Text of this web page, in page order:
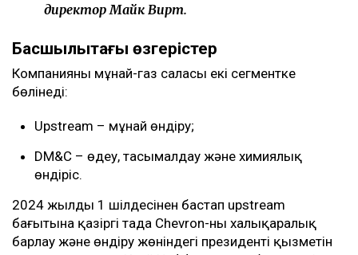
директор Майк Вирт.
Басшылықтағы өзгерістер
Компанияның мұнай-газ саласы екі сегментке
бөлінеді:
Upstream – мұнай өндіру;
DM&C – өңдеу, тасымалдау және химиялық
өндіріс.
2024 жылдың 1 шілдесінен бастап upstream
бағытына қазіргі таңда Chevron-ның халықаралық
барлау және өндіру жөніндегі президенті қызметін